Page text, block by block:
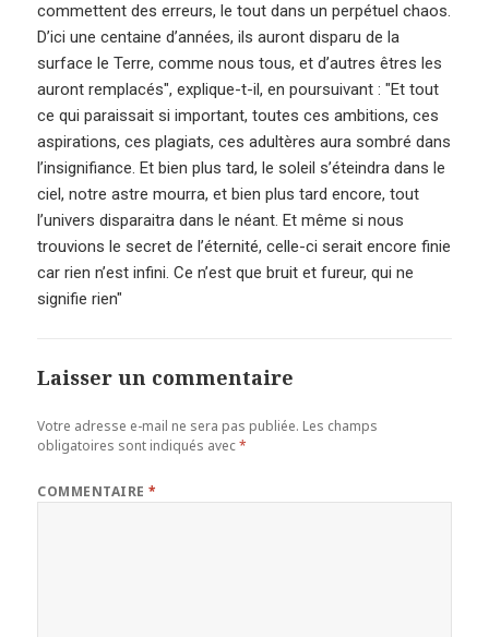
commettent des erreurs, le tout dans un perpétuel chaos.
D’ici une centaine d’années, ils auront disparu de la
surface le Terre, comme nous tous, et d’autres êtres les
auront remplacés", explique-t-il, en poursuivant : "Et tout
ce qui paraissait si important, toutes ces ambitions, ces
aspirations, ces plagiats, ces adultères aura sombré dans
l’insignifiance. Et bien plus tard, le soleil s’éteindra dans le
ciel, notre astre mourra, et bien plus tard encore, tout
l’univers disparaitra dans le néant. Et même si nous
trouvions le secret de l’éternité, celle-ci serait encore finie
car rien n’est infini. Ce n’est que bruit et fureur, qui ne
signifie rien"
Laisser un commentaire
Votre adresse e-mail ne sera pas publiée. Les champs
obligatoires sont indiqués avec*
COMMENTAIRE*